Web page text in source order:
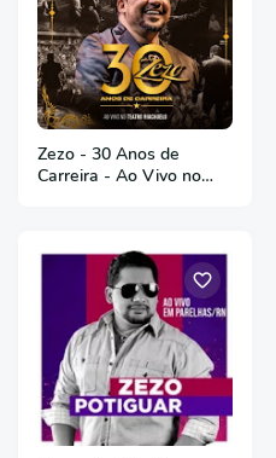
Zezo - 30 Anos de
Carreira - Ao Vivo no